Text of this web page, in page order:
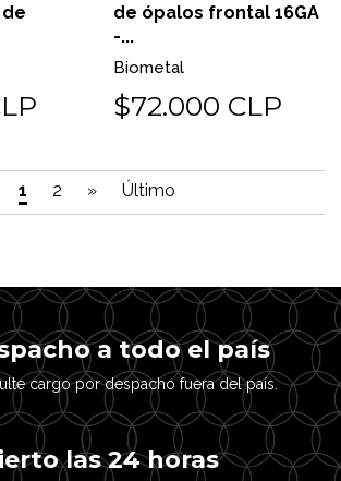
de ópalos frontal 16GA
-...
Biometal
$72.000 CLP
1 2 » Último
a todo el país
cargo por despacho fuera del país.
las 24 horas